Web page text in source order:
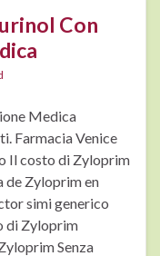
Con
Medica
Farmacia Venice
Il costo di Zyloprim
de Zyloprim en
simi generico
di Zyloprim
Senza